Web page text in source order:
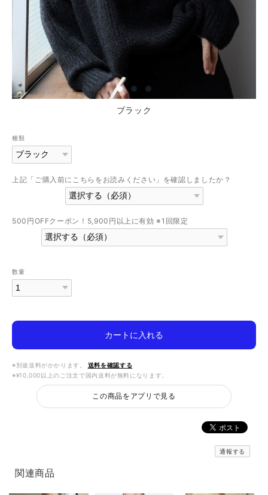
ブラック
種類
上記「ご購入前にこちらをお読みください」を確認しましたか？
500円OFFクーポン！5,900円以上に有効 ※1回限定
数量
カートに入れる
※別途送料がかかります。
送料を確認する
※¥10,000以上のご注文で国内送料が無料になります。
この商品をアプリで見る
通報する
関連商品